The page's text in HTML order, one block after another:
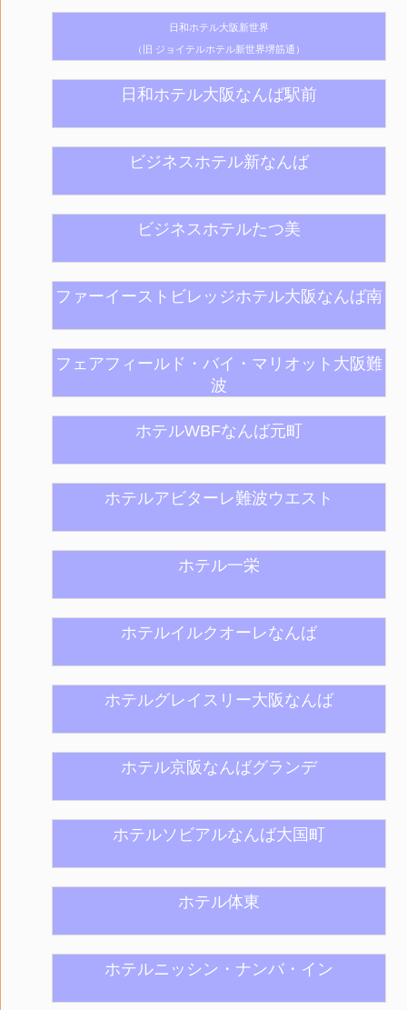
日和ホテル大阪新世界
（旧 ジョイテルホテル新世界堺筋通）
日和ホテル大阪なんば駅前
ビジネスホテル新なんば
ビジネスホテルたつ美
ファーイーストビレッジホテル大阪なんば南
フェアフィールド・バイ・マリオット大阪難
波
ホテルWBFなんば元町
ホテルアビターレ難波ウエスト
ホテル一栄
ホテルイルクオーレなんば
ホテルグレイスリー大阪なんば
ホテル京阪なんばグランデ
ホテルソビアルなんば大国町
ホテル体東
ホテルニッシン・ナンバ・イン